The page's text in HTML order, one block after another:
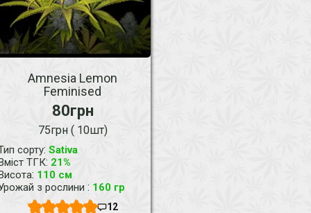
Amnesia Lemon
Feminised
80грн
75грн ( 10шт)
сорту: Sativa
ТГК: 21%
: 110 см
з рослини : 160 гр
12